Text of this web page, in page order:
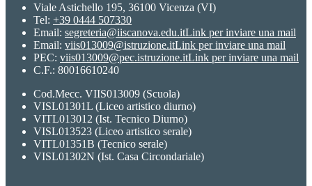
Viale Astichello 195, 36100 Vicenza (VI)
Tel: +39 0444 507330
Email: segreteria@iiscanova.edu.itLink per inviare una mail
Email: viis013009@istruzione.itLink per inviare una mail
PEC: viis013009@pec.istruzione.itLink per inviare una mail
C.F.: 80016610240
Cod.Mecc. VIIS013009 (Scuola)
VISL01301L (Liceo artistico diurno)
VITL013012 (Ist. Tecnico Diurno)
VISL013523 (Liceo artistico serale)
VITL01351B (Tecnico serale)
VISL01302N (Ist. Casa Circondariale)